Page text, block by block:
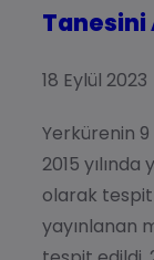
Tanesini
18 Eylül 2023
Yerkürenin 9
2015 yılında
olarak
yayınlanan